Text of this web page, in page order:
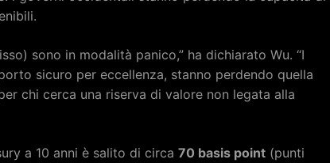
sono in modalità panico,” ha dichiarato Wu. “I
sicuro per eccellenza, stanno perdendo quella
chi cerca una riserva di valore non legata alla
a 10 anni è salito di circa 70 basis point (punti